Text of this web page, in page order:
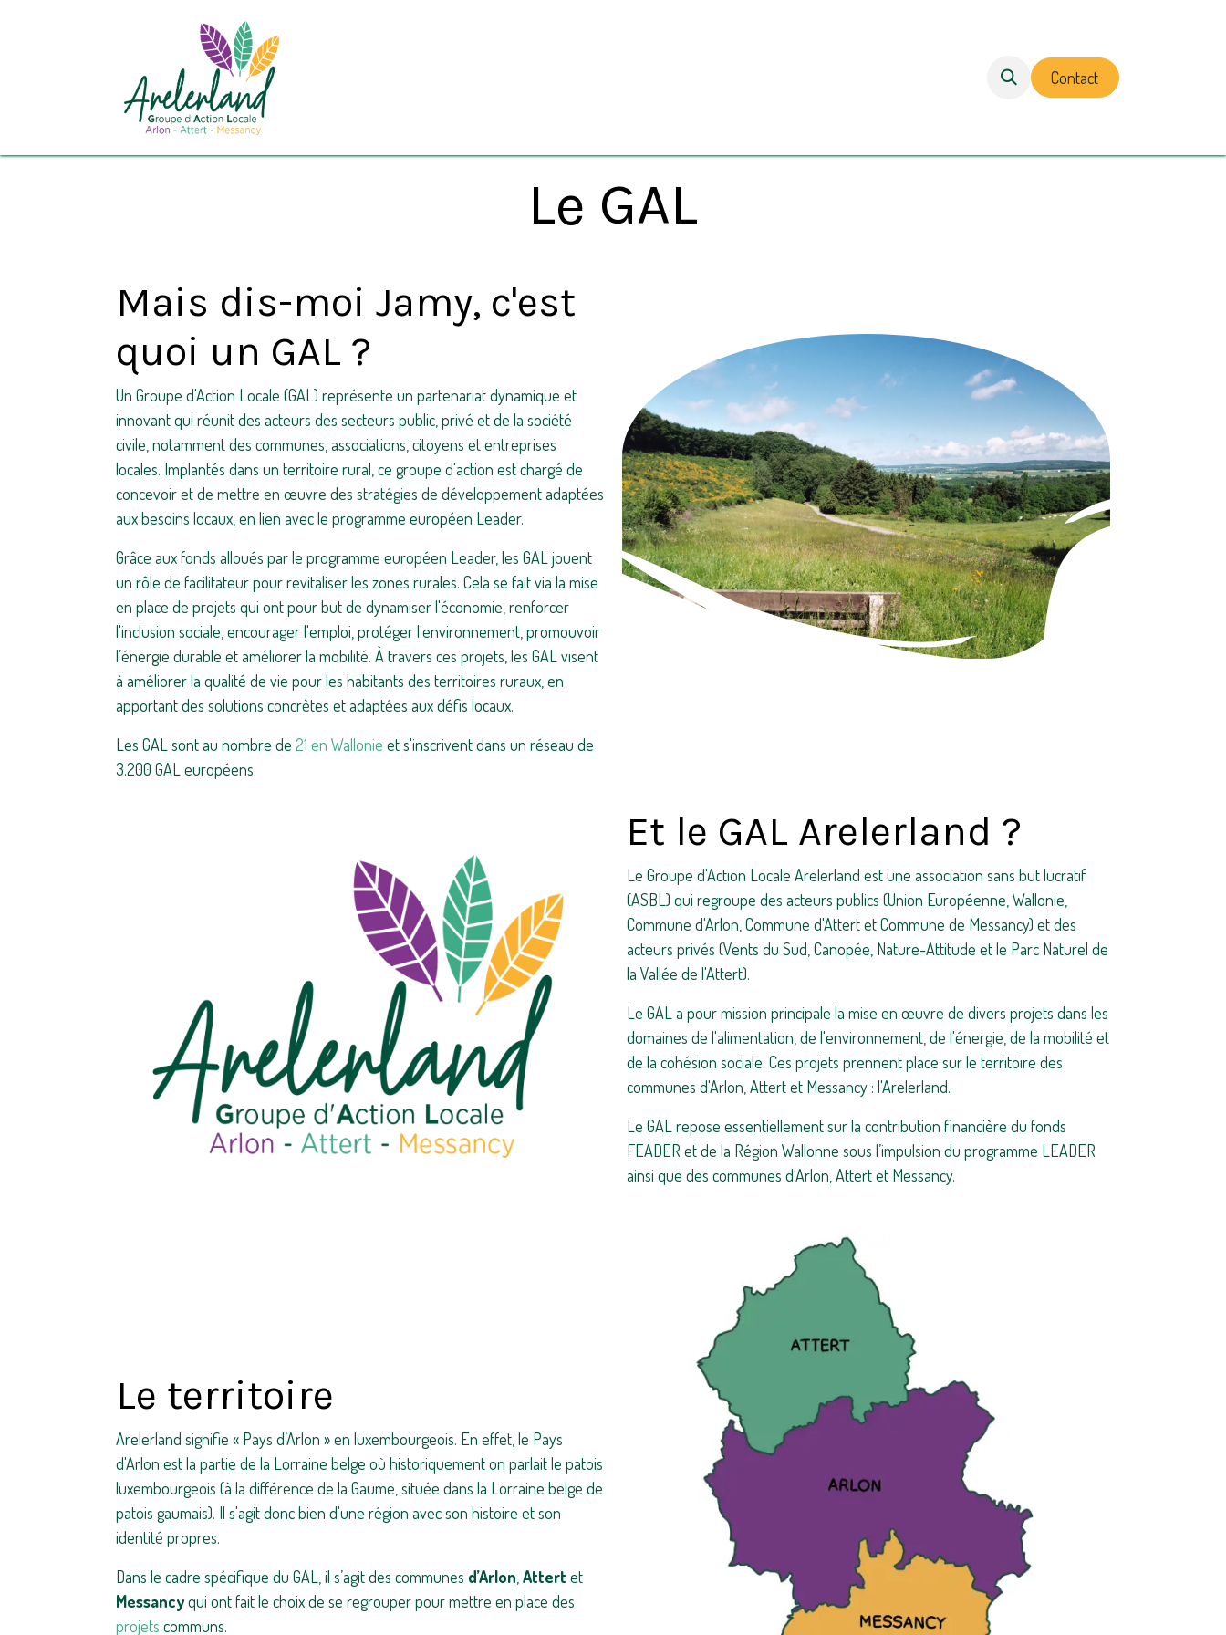
Contact
Le GAL
Mais dis-moi Jamy, c'est
quoi un GAL ?
Un Groupe d'Action Locale (GAL) représente un partenariat dynamique et
innovant qui réunit des acteurs des secteurs public, privé et de la société
civile, notamment des communes, associations, citoyens et entreprises
locales. Implantés dans un territoire rural, ce groupe d'action est chargé de
concevoir et de mettre en œuvre des stratégies de développement adaptées
aux besoins locaux, en lien avec le programme européen Leader.
Grâce aux fonds alloués par le programme européen Leader, les GAL jouent
un rôle de facilitateur pour revitaliser les zones rurales. Cela se fait via la mise
en place de projets qui ont pour but de dynamiser l'économie, renforcer
l'inclusion sociale, encourager l'emploi, protéger l'environnement, promouvoir
l’énergie durable et améliorer la mobilité. À travers ces projets, les GAL visent
à améliorer la qualité de vie pour les habitants des territoires ruraux, en
apportant des solutions concrètes et adaptées aux défis locaux.
Les GAL sont au nombre de 21 en Wallonie et s'inscrivent dans un réseau de
3.200 GAL européens.
Et le GAL Arelerland ?
Le Groupe d'Action Locale Arelerland est une association sans but lucratif
(ASBL) qui regroupe des acteurs publics (Union Européenne, Wallonie,
Commune d'Arlon, Commune d'Attert et Commune de Messancy) et des
acteurs privés (Vents du Sud, Canopée, Nature-Attitude et le Parc Naturel de
la Vallée de l'Attert).
Le GAL a pour mission principale la mise en œuvre de divers projets dans les
domaines de l'alimentation, de l'environnement, de l'énergie, de la mobilité et
de la cohésion sociale. Ces projets prennent place sur le territoire des
communes d'Arlon, Attert et Messancy : l'Arelerland.
Le GAL repose essentiellement sur la contribution financière du fonds
FEADER et de la Région Wallonne sous l’impulsion du programme LEADER
ainsi que des communes d'Arlon, Attert et Messancy.
Le territoire
Arelerland signifie « Pays d’Arlon » en luxembourgeois. En effet, le Pays
d'Arlon est la partie de la Lorraine belge où historiquement on parlait le patois
luxembourgeois (à la différence de la Gaume, située dans la Lorraine belge de
patois gaumais). Il s'agit donc bien d'une région avec son histoire et son
identité propres.
Dans le cadre spécifique du GAL, il s’agit des communes d’Arlon Attert et
Messancyqui ont fait le choix de se regrouper pour mettre en place des
projets communs.